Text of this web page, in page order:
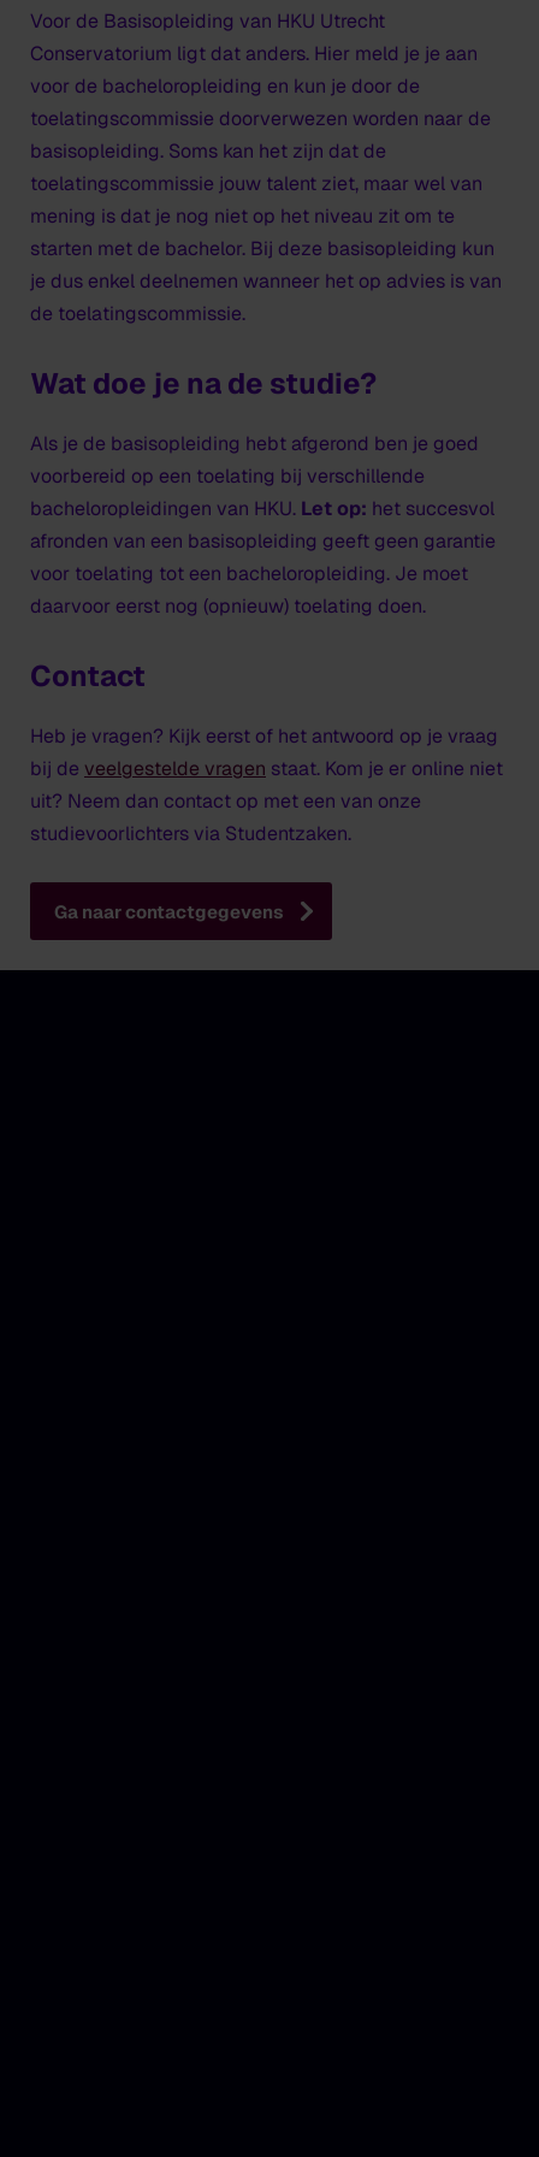
Voor de Basisopleiding van HKU Utrecht
Conservatorium ligt dat anders. Hier meld je je aan
voor de bacheloropleiding en kun je door de
toelatingscommissie doorverwezen worden naar de
basisopleiding. Soms kan het zijn dat de
toelatingscommissie jouw talent ziet, maar wel van
mening is dat je nog niet op het niveau zit om te
starten met de bachelor. Bij deze basisopleiding kun
je dus enkel deelnemen wanneer het op advies is van
de toelatingscommissie.
Wat doe je na de studie?
Als je de basisopleiding hebt afgerond ben je goed
voorbereid op een toelating bij verschillende
bacheloropleidingen van HKU. Let op: het succesvol
afronden van een basisopleiding geeft geen garantie
voor toelating tot een bacheloropleiding. Je moet
daarvoor eerst nog (opnieuw) toelating doen.
Contact
Heb je vragen? Kijk eerst of het antwoord op je vraag
bij de veelgestelde vragen staat. Kom je er online niet
uit? Neem dan contact op met een van onze
studievoorlichters via Studentzaken.
Ga naar contactgegevens